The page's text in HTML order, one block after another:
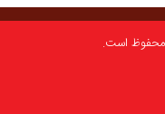
محفوظ است.